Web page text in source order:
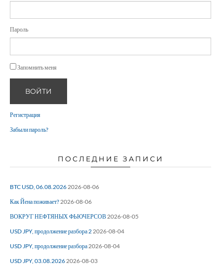
Пароль
Запомнить меня
ВОЙТИ
Регистрация
Забыли пароль?
ПОСЛЕДНИЕ ЗАПИСИ
BTC USD, 06.08.2026 2026-08-06
Как Йена поживает? 2026-08-06
ВОКРУГ НЕФТЯНЫХ ФЬЮЧЕРСОВ 2026-08-05
USD JPY, продолжение разбора 2 2026-08-04
USD JPY, продолжение разбора 2026-08-04
USD JPY, 03.08.2026 2026-08-03